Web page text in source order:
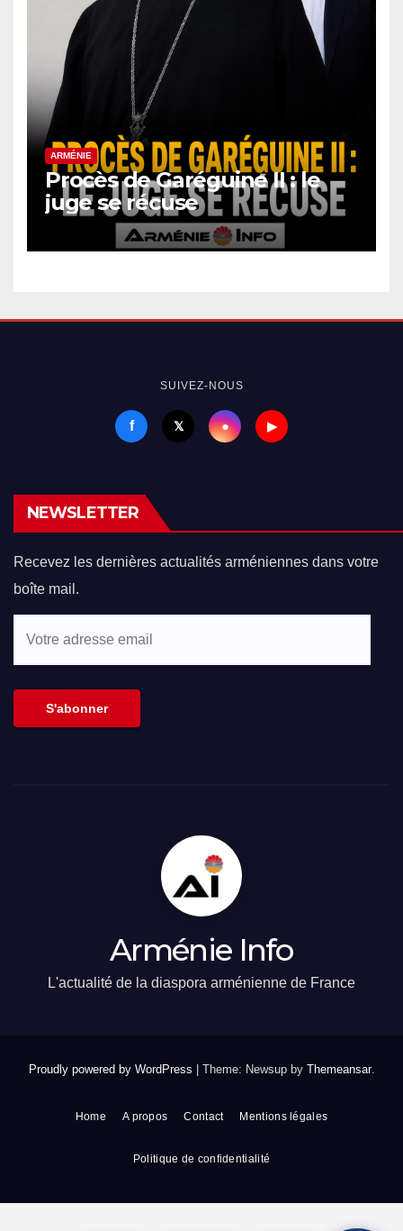
ARMÉNIE
Procès de Garéguine II : le
juge se récuse
SUIVEZ-NOUS
f 𝕏 ● ▶
NEWSLETTER
Recevez les dernières actualités arméniennes dans votre
boîte mail.
S'abonner
Arménie Info
L'actualité de la diaspora arménienne de France
Proudly powered by WordPress Theme: Newsup by Themeansar.
Home A propos Contact Mentions légales
Politique de confidentialité